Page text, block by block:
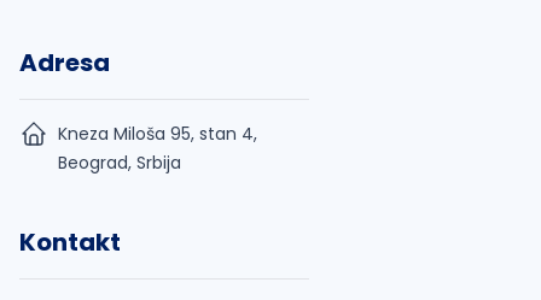
Adresa
Kneza Miloša 95, stan 4,
Beograd, Srbija
Kontakt